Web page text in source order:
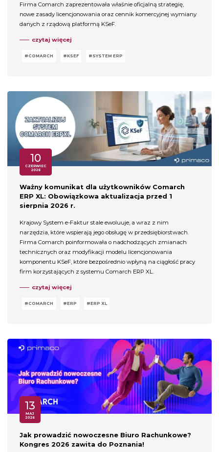
Firma Comarch zaprezentowała właśnie oficjalną strategię,
nowe zasady licencjonowania oraz cennik komercyjnej wymiany
danych z rządową platformą KSeF.
czytaj więcej
COMARCH KSEF SYSTEM ERP
10
CZERWIEC
2026
Ważny komunikat dla użytkowników Comarch
ERP XL: Obowiązkowa aktualizacja przed 1
sierpnia 2026 r.
Krajowy System e-Faktur stale ewoluuje, a wraz z nim
narzędzia, które wspierają jego obsługę w przedsiębiorstwach.
Firma Comarch poinformowała o nadchodzących zmianach
technicznych oraz modyfikacji modelu licencjonowania
komponentu KSeF, które bezpośrednio wpłyną na ciągłość pracy
firm korzystających z systemu Comarch ERP XL.
czytaj więcej
COMARCH ERP ERP XL
13
MAJ
2026
Jak prowadzić nowoczesne Biuro Rachunkowe?
Kongres 2026 zawita do Poznania!